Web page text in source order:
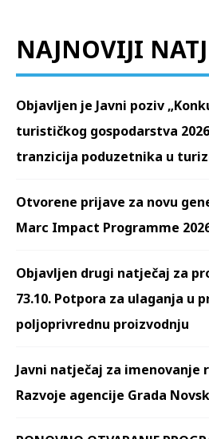
NAJNOVIJI
Objavljen je Javni poziv
turističkog gospodarstva
tranzicija poduzetnika u
Otvorene prijave za novu
Marc Impact Programme
Objavljen drugi natječaj za
73.10. Potpora za ulaganja u
poljoprivrednu proizvodnju
Javni natječaj za imenovanje
Razvoje agencije Grada